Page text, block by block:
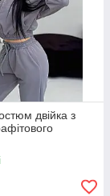
двійка з